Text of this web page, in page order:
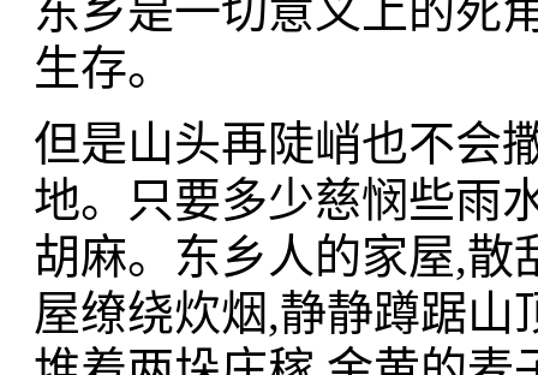
东乡是一切意义上的死
生存。
但是山头再陡峭也不会
地。只要多少慈悯些雨
胡麻。东乡人的家屋,散
屋缭绕炊烟,静静蹲踞山